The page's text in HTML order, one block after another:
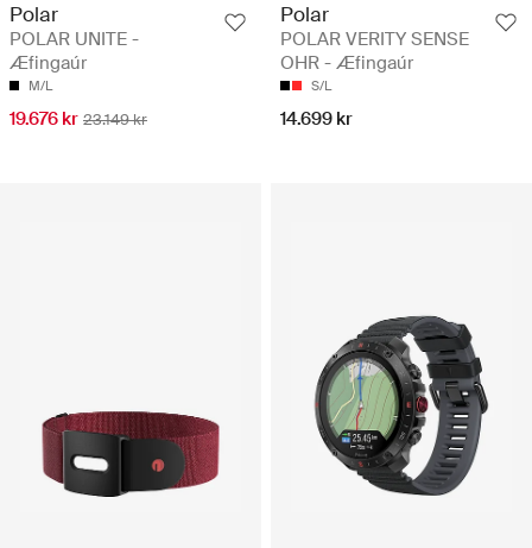
Polar
POLAR UNITE -
Æfingaúr
M/L
19.676 kr 23.149 kr
Polar
POLAR VERITY SENSE
OHR - Æfingaúr
S/L
14.699 kr